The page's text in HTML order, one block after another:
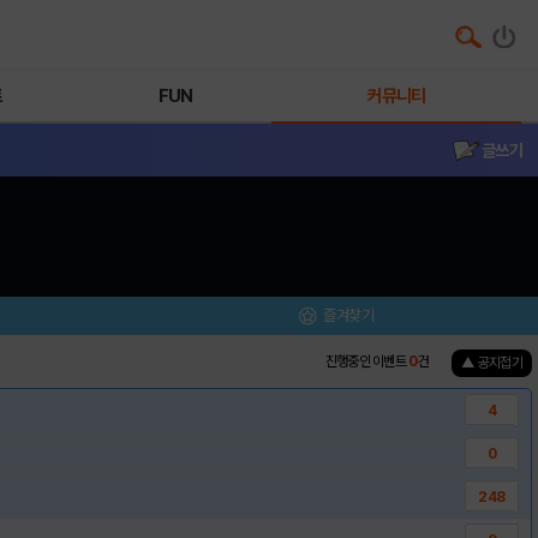
FUN 커뮤니티
글쓰기
즐겨찾기
진행중인 이벤트0건 ▲ 공지접기
4
0
248